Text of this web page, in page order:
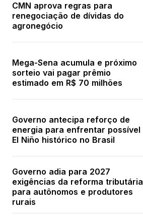
CMN aprova regras para
renegociação de dívidas do
agronegócio
Mega-Sena acumula e próximo
sorteio vai pagar prêmio
estimado em R$ 70 milhões
Governo antecipa reforço de
energia para enfrentar possível
El Niño histórico no Brasil
Governo adia para 2027
exigências da reforma tributária
para autônomos e produtores
rurais